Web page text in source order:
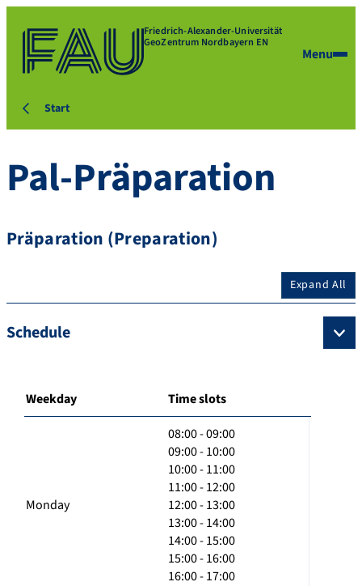
Friedrich-Alexander-Universität
GeoZentrum Nordbayern EN
Menu
Start
Pal-Präparation
Präparation (Preparation)
Expand All
Schedule
Weekday Time slots
Monday
08:00 - 09:00
09:00 - 10:00
10:00 - 11:00
11:00 - 12:00
12:00 - 13:00
13:00 - 14:00
14:00 - 15:00
15:00 - 16:00
16:00 - 17:00